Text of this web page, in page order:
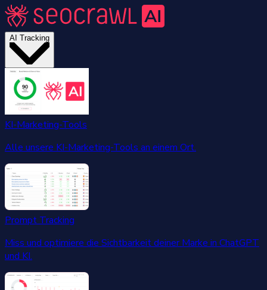
AI Tracking
KI-Marketing-Tools
Alle unsere KI-Marketing-Tools an einem Ort.
Prompt Tracking
Miss und optimiere die Sichtbarkeit deiner Marke in ChatGPT
und KI.